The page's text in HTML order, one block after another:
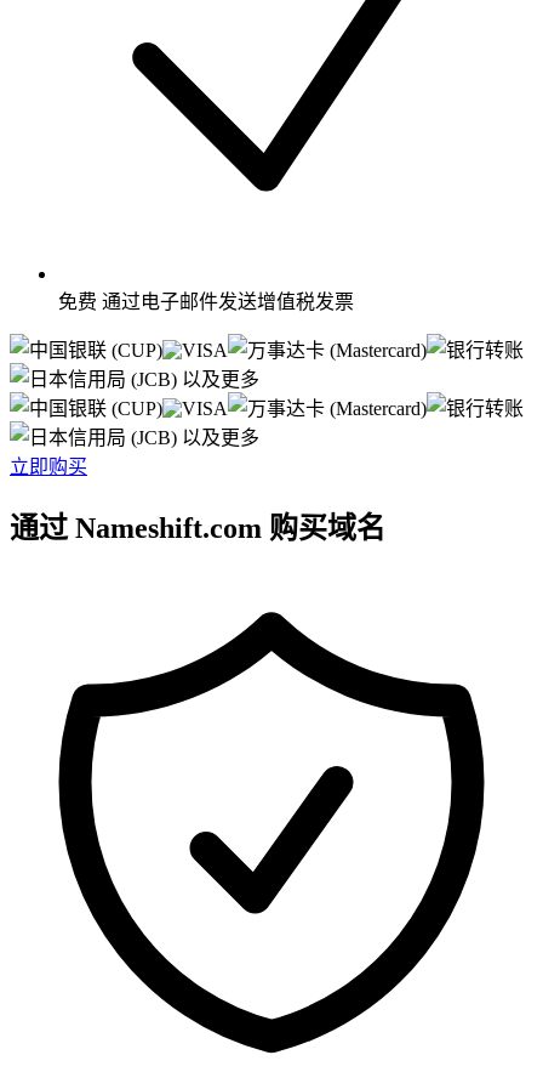
免费 通过电子邮件发送增值税发票
以及更多
以及更多
立即购买
通过 Nameshift.com 购买域名